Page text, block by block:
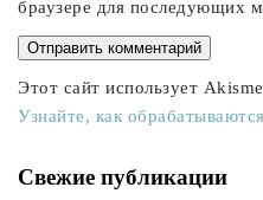
браузере для последующих
Этот сайт использует
Узнайте, как
Свежие публикации